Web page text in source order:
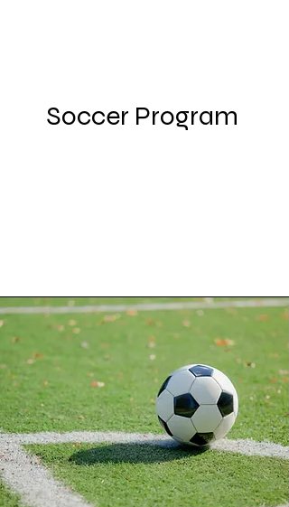
Soccer Program